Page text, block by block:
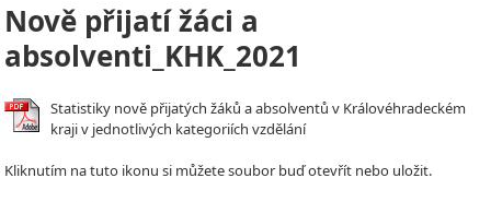
Nově přijatí žáci a
absolventi_KHK_2021
Statistiky nově přijatých žáků a absolventů v Královéhradeckém
kraji v jednotlivých kategoriích vzdělání
Kliknutím na tuto ikonu si můžete soubor buď otevřít nebo uložit.